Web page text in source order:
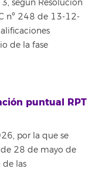
según Resolución
nº 248 de 13-12-
de la fase
puntual RPT
por la que se
de 28 de mayo de
las